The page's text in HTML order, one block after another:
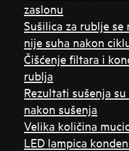
zaslonu
Sušilica za rublje
nije suha nakon
Čišćenje filtara i
rublja
Rezultati sušenja
nakon sušenja
Velika količina
LED lampica